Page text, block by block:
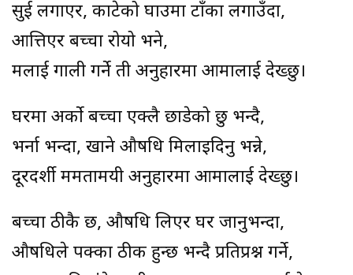
सुई लगाएर, काटेको घाउमा टाँका लगाउँदा,
आत्तिएर बच्चा रोयो भने,
मलाई गाली गर्ने ती अनुहारमा आमालाई देख्छु।
घरमा अर्को बच्चा एक्लै छाडेको छु भन्दै,
भर्ना भन्दा, खाने औषधि मिलाइदिनु भन्ने,
दूरदर्शी ममतामयी अनुहारमा आमालाई देख्छु।
बच्चा ठीकै छ, औषधि लिएर घर जानुभन्दा,
औषधिले पक्का ठीक हुन्छ भन्दै प्रतिप्रश्न गर्ने,